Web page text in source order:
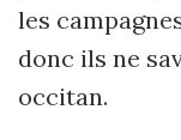
les
donc ils ne
occitan.